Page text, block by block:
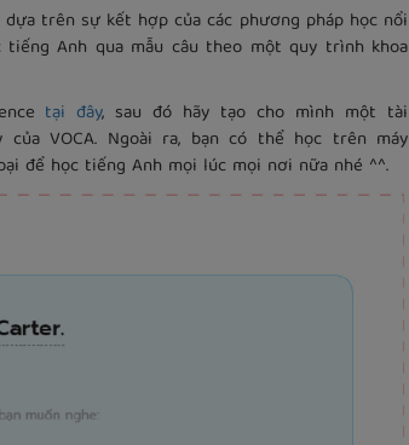
trên sự kết hợp của các phương pháp học nổi
tiếng Anh qua mẫu câu theo một quy trình khoa
tại đây, sau đó hãy tạo cho mình một tài
VOCA. Ngoài ra, bạn có thể học trên máy
để học tiếng Anh mọi lúc mọi nơi nữa nhé ^^.